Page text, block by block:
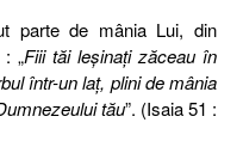
parte de mânia Lui, din
„Fiii tăi leşinaţi zăceau în
într-un laţ, plini de mânia
tău”. (Isaia 51 :